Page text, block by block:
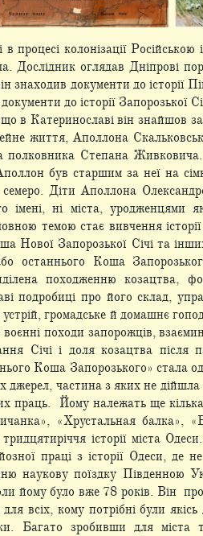
процесі колонізації
Дослідник оглядав
документи до історії
до історії Запорозької
в Катеринославі він знайшов
життя, Аполлона
Степана
був старшим за неї на
Діти Аполлона
імені, ні міста, уродженцями
темою стає вивчення
Нової Запорозької Січі та
останнього Коша
походженню козацтва,
подробиці про його склад,
громадське й домашнє
походи запорожців,
Січі і доля козацтва
Коша Запорозького» стала
джерел, частина з яких не
праць. Йому належать ще
«Хрустальная балка»,
історії міста
праці з історії Одеси, де
наукову поїздку Південною
йому було вже 78 років. Він
всіх, кому потрібні були якісь
Багато зробивши для міста